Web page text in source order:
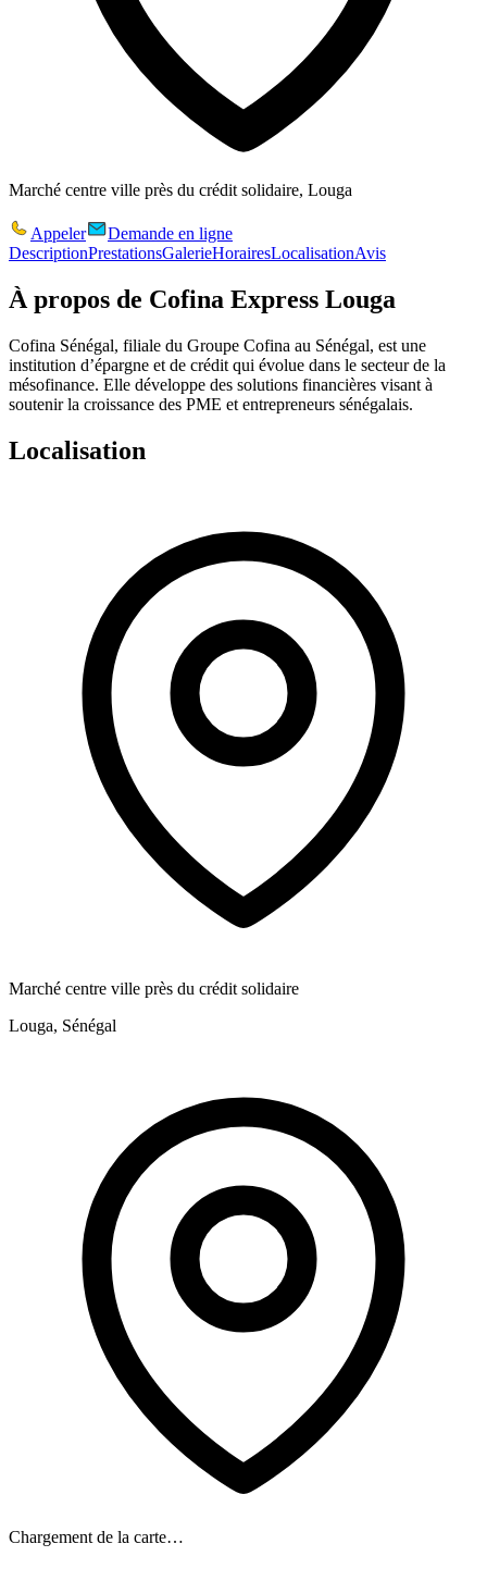
Marché centre ville près du crédit solidaire, Louga
Appeler
Demande en ligne
DescriptionPrestationsGalerieHorairesLocalisationAvis
À propos de Cofina Express Louga
Cofina Sénégal, filiale du Groupe Cofina au Sénégal, est une
institution d’épargne et de crédit qui évolue dans le secteur de la
mésofinance. Elle développe des solutions financières visant à
soutenir la croissance des PME et entrepreneurs sénégalais.
Localisation
Marché centre ville près du crédit solidaire
Louga, Sénégal
Chargement de la carte…